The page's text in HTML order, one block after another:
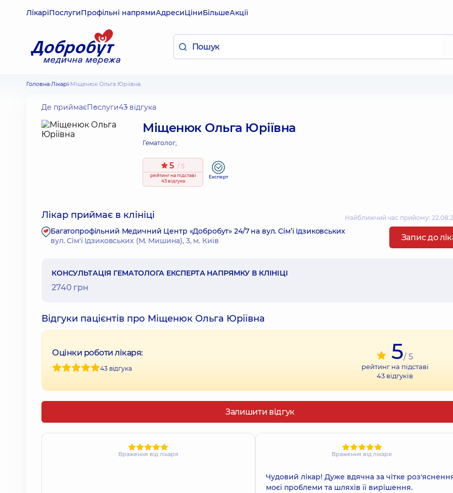
ЛікаріПослугиПрофільні напрямиАдресиЦіниБільшеАкції
Головна Лікарі Міщенюк Ольга Юріївна
Де приймаєПослуги43 відгука
Міщенюк Ольга Юріївна
Гематолог;
5 / 5
рейтингна підставі
43 відгука
Експерт
Лікар приймає в клініці Найближчий час прийому:
Багатопрофільний Медичний Центр «Добробут» 24/7 на вул. Сім’ї Ідзиковських
вул. Сім'ї Ідзиковських (М. Мишина), 3, м. Київ
Запис до
КОНСУЛЬТАЦІЯ ГЕМАТОЛОГА ЕКСПЕРТА НАПРЯМКУ В КЛІНІЦІ
2740 грн
Відгуки пацієнтів про Міщенюк Ольга Юріївна
Оцінки роботи лікаря:
43 відгука
5/ 5
рейтинг на підставі
43 відгуків
Залишити відгук
Враження від лікаря Враження від лікаря
Чудовий лікар! Дуже вдячна за чітке
моєї проблеми та шляхів її вирішення.